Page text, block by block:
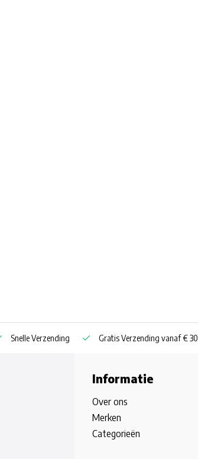
Snelle Verzending Gratis Verzending vanaf € 30
Informatie
Over ons
Merken
Categorieën